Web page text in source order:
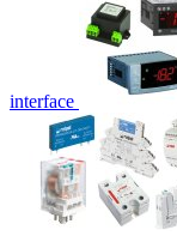
interface